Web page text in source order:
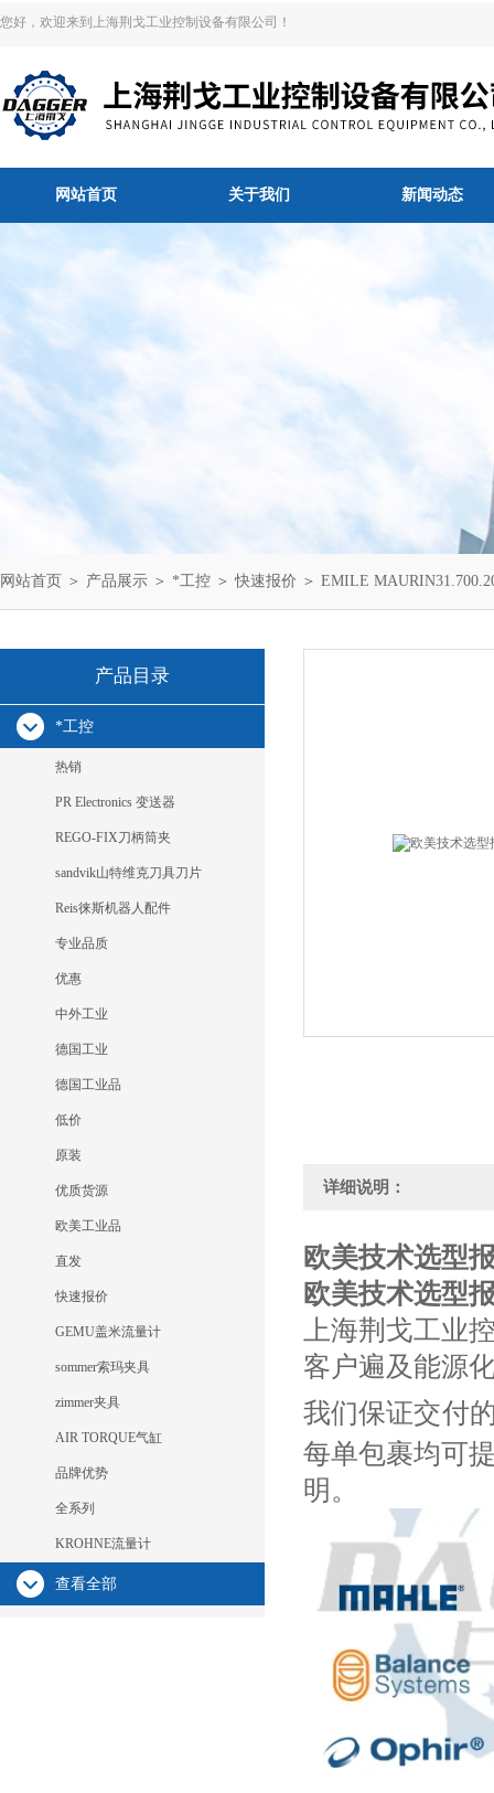
您好，欢迎来到上海荆戈工业控制设备有限公司！
网站首页 关于我们 新闻动态
网站首页 ＞ 产品展示 ＞ *工控 ＞快速报价 ＞ EMILE
产品目录
*工控
热销
PR Electronics 变送器
REGO-FIX刀柄筒夹
sandvik山特维克刀具刀片
Reis徕斯机器人配件
专业品质
优惠
中外工业
德国工业
德国工业品
低价
原装
优质货源
欧美工业品
直发
快速报价
GEMU盖米流量计
sommer索玛夹具
zimmer夹具
AIR TORQUE气缸
品牌优势
全系列
KROHNE流量计
查看全部
详细说明：
欧美技术选型
欧美技术选型
上海荆戈工业
客户遍及能源
我们保证交付
每单包裹均可
明。